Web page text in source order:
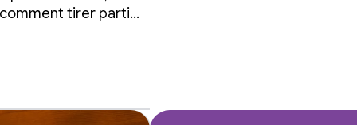
tirer parti
dans le cloud.